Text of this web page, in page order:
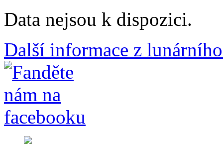
Data nejsou k dispozici.
Další informace z